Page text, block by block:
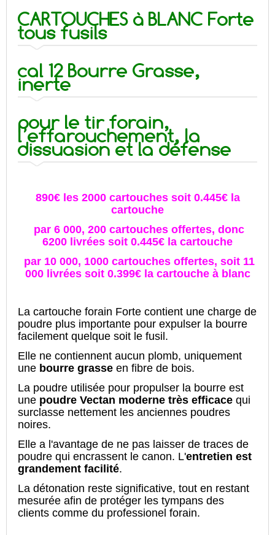
CARTOUCHES à BLANC Forte
tous fusils
cal 12 Bourre Grasse,
inerte
pour le tir forain,
l’effarouchement, la
dissuasion et la défense
890€ les 2000 cartouches soit 0.445€ la
cartouche
par 6 000, 200 cartouches offertes, donc
6200 livrées soit 0.445€ la cartouche
par 10 000, 1000 cartouches offertes, soit 11
000 livrées soit 0.399€ la cartouche à blanc
La cartouche forain Forte contient une charge de
poudre plus importante pour expulser la bourre
facilement quelque soit le fusil.
Elle ne contiennent aucun plomb, uniquement
une bourre grasse en fibre de bois.
La poudre utilisée pour propulser la bourre est
une poudre Vectan moderne très efficace qui
surclasse nettement les anciennes poudres
noires.
Elle a l'avantage de ne pas laisser de traces de
poudre qui encrassent le canon. L'entretien est
grandement facilité.
La détonation reste significative, tout en restant
mesurée afin de protéger les tympans des
clients comme du professionel forain.